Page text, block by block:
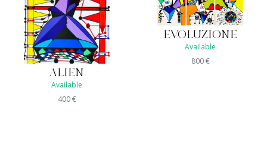
ALIEN
Available
400€
EVOLUZIONE
Available
800€